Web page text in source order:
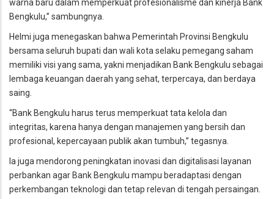
warna baru dalam memperkuat profesionalisme dan kinerja Bank
Bengkulu,” sambungnya.
Helmi juga menegaskan bahwa Pemerintah Provinsi Bengkulu
bersama seluruh bupati dan wali kota selaku pemegang saham
memiliki visi yang sama, yakni menjadikan Bank Bengkulu sebagai
lembaga keuangan daerah yang sehat, terpercaya, dan berdaya
saing.
“Bank Bengkulu harus terus memperkuat tata kelola dan
integritas, karena hanya dengan manajemen yang bersih dan
profesional, kepercayaan publik akan tumbuh,” tegasnya.
Ia juga mendorong peningkatan inovasi dan digitalisasi layanan
perbankan agar Bank Bengkulu mampu beradaptasi dengan
perkembangan teknologi dan tetap relevan di tengah persaingan.